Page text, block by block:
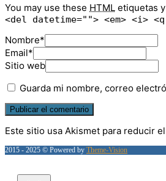
You may use these HTML etiquetas
<del datetime=""> <em> <i>
Nombre*
Email*
Sitio web
Guarda mi nombre, correo
Este sitio usa Akismet para reducir
2015 - 2025 © Powered by Theme-Vision